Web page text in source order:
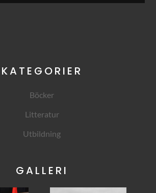
KATEGORIER
Böcker
Litteratur
Utbildning
GALLERI